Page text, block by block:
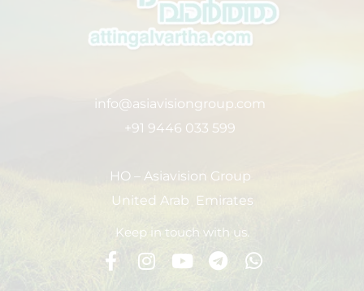
info@asiavisiongroup.com
+91 9446 033 599
HO – Asiavision Group
United Arab Emirates
Keep in touch with us.